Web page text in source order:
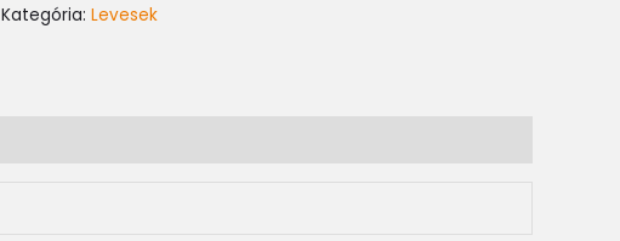
Kategória: Levesek